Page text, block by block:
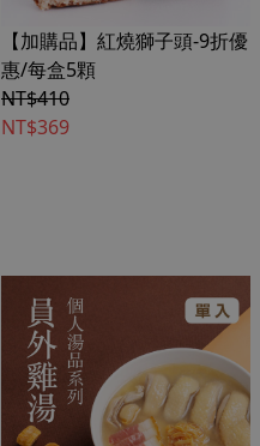
【加購品】紅燒獅子頭-9折優
惠/每盒5顆
NT$410
NT$369